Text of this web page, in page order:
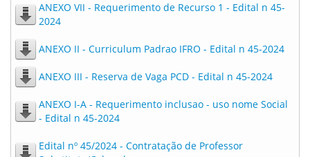
ANEXO VII - Requerimento de Recurso 1 - Edital n 45-
2024
ANEXO II - Curriculum Padrao IFRO - Edital n 45-2024
ANEXO III - Reserva de Vaga PCD - Edital n 45-2024
ANEXO I-A - Requerimento inclusao - uso nome Social
- Edital n 45-2024
Edital nº 45/2024 - Contratação de Professor